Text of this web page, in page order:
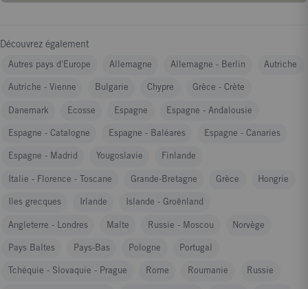
boutiques. - Un plan général détachable et des plans détaillés
Découvrez également
Autres pays d'Europe Allemagne Allemagne - Berlin Autriche
Autriche - Vienne Bulgarie Chypre Grèce - Crète
Danemark Ecosse Espagne Espagne - Andalousie
Espagne - Catalogne Espagne - Baléares Espagne - Canaries
Espagne - Madrid Yougoslavie Finlande
Italie - Florence - Toscane Grande-Bretagne Grèce Hongrie
Iles grecques Irlande Islande - Groënland
Angleterre - Londres Malte Russie - Moscou Norvège
Pays Baltes Pays-Bas Pologne Portugal
Tchéquie - Slovaquie - Prague Rome Roumanie Russie